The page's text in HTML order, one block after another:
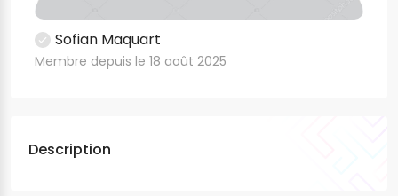
Sofian Maquart
Membre depuis le 18 août 2025
Description